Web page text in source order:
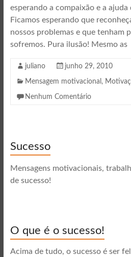
esperando a compaixão e a ajuda
Ficamos esperando que
nossos problemas e que tenham
sofremos. Pura ilusão! Mesmo as
juliano junho 29, 2010
Mensagem motivacional ,
Nenhum Comentário
Sucesso
Mensagens motivacionais,
de sucesso!
O que é o sucesso!
Acima de tudo, o sucesso é ser